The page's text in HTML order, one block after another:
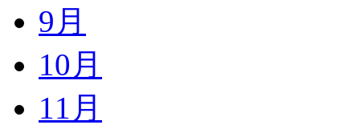
9月
10月
11月